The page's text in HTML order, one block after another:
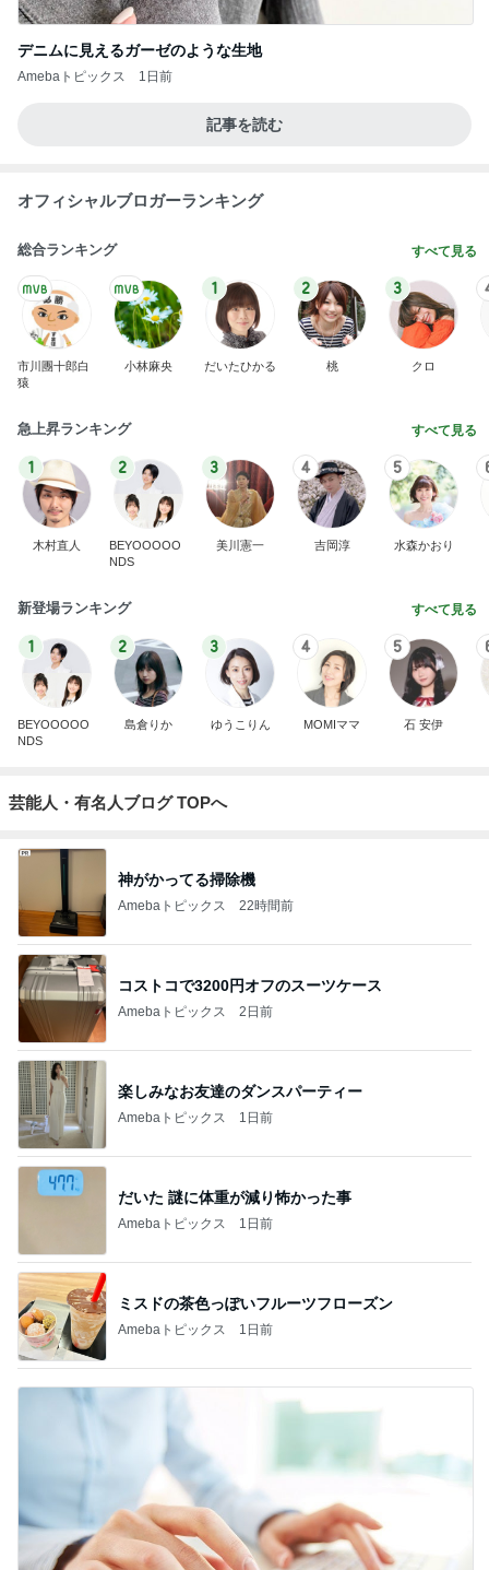
デニムに見えるガーゼのような生地
Amebaトピックス 1日前
記事を読む
オフィシャルブロガーランキング
総合ランキング すべて見る
市川團十郎白
猿
小林麻央
1
だいたひかる
2
桃
3
クロ
急上昇ランキング すべて見る
1
木村直人
2
BEYOOOOO
NDS
3
美川憲一
4
吉岡淳
5
水森かおり
新登場ランキング すべて見る
1
BEYOOOOO
NDS
2
島倉りか
3
ゆうこりん
4
MOMIママ
5
石 安伊
芸能人・有名人ブログ TOPへ
神がかってる掃除機
Amebaトピックス 22時間前
コストコで3200円オフのスーツケース
Amebaトピックス 2日前
楽しみなお友達のダンスパーティー
Amebaトピックス 1日前
だいた 謎に体重が減り怖かった事
Amebaトピックス 1日前
ミスドの茶色っぽいフルーツフローズン
Amebaトピックス 1日前